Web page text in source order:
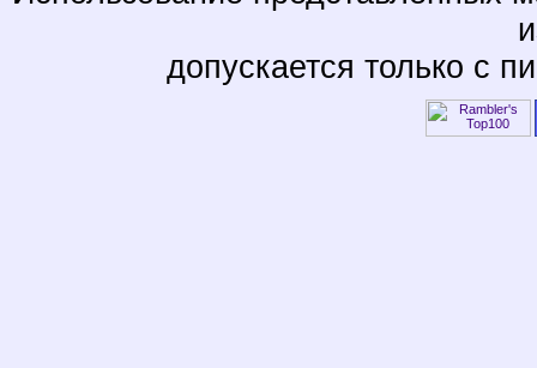
допускается только с